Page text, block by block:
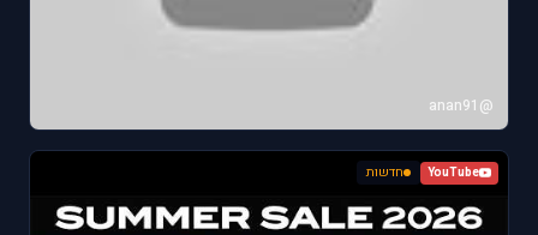
@anan91
YouTube חדשות